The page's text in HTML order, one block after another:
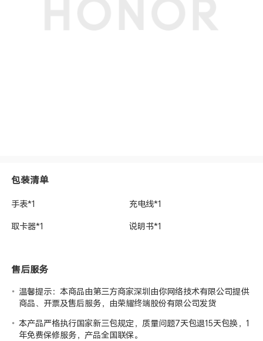
包装清单
手表*1 充电线*1
取卡器*1 说明书*1
售后服务
温馨提示：本商品由第三方商家深圳由你网络技术有限公司提供
商品、开票及售后服务，由荣耀终端股份有限公司发货
本产品严格执行国家新三包规定，质量问题7天包退15天包换，1
年免费保修服务，产品全国联保。